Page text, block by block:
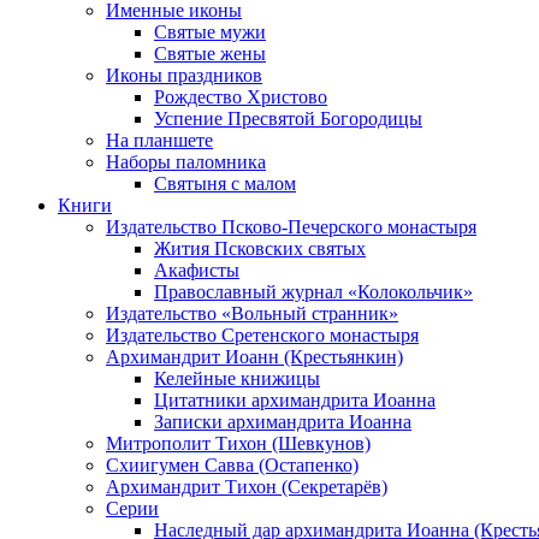
Именные иконы
Святые мужи
Святые жены
Иконы праздников
Рождество Христово
Успение Пресвятой Богородицы
На планшете
Наборы паломника
Святыня с малом
Книги
Издательство Псково-Печерского монастыря
Жития Псковских святых
Акафисты
Православный журнал «Колокольчик»
Издательство «Вольный странник»
Издательство Сретенского монастыря
Архимандрит Иоанн (Крестьянкин)
Келейные книжицы
Цитатники архимандрита Иоанна
Записки архимандрита Иоанна
Митрополит Тихон (Шевкунов)
Схиигумен Савва (Остапенко)
Архимандрит Тихон (Секретарёв)
Серии
Наследный дар архимандрита Иоанна